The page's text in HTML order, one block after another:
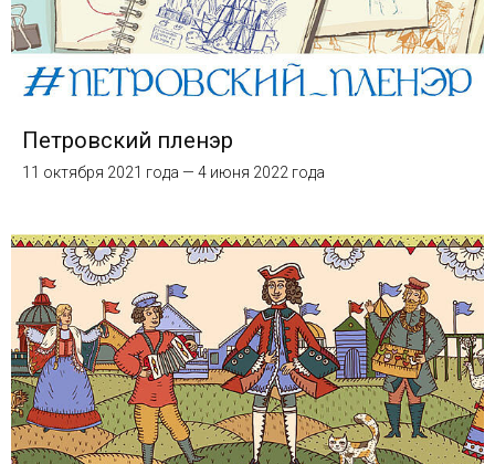
Петровский пленэр
11 октября 2021 года — 4 июня 2022 года